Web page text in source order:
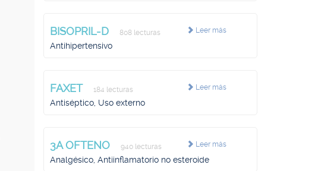
Leer más
BISOPRIL-D 808 lecturas
Antihipertensivo
Leer más
FAXET 184 lecturas
Antiséptico, Uso externo
Leer más
3A OFTENO 940 lecturas
Analgésico, Antiinflamatorio no esteroide